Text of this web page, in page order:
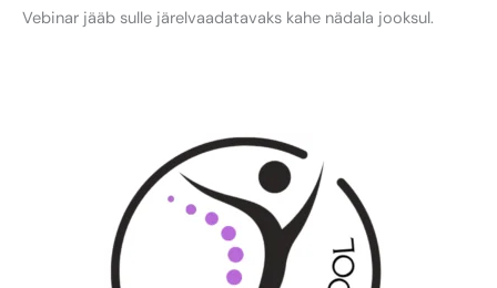
Vebinar jääb sulle järelvaadatavaks kahe nädala jooksul.